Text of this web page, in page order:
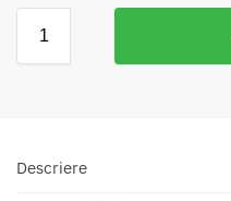
Descriere